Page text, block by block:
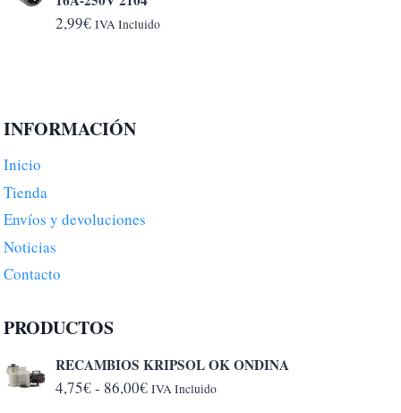
6,50€
2,99€ IVA Incluido
INFORMACIÓN
Inicio
Tienda
Envíos y devoluciones
Noticias
Contacto
PRODUCTOS
RECAMBIOS KRIPSOL OK ONDINA
4,75€- 86,00€Rango
IVA Incluido